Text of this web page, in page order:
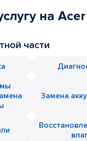
на Acer
части
Замена